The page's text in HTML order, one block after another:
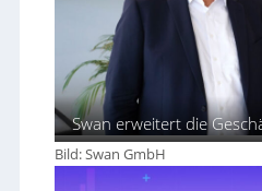
Swan erweitert die
Bild: Swan GmbH